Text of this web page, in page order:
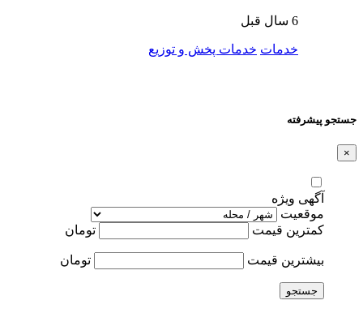
6 سال قبل
خدمات خدمات پخش و توزیع
جستجو پیشرفته
×
آگهی ویژه
موقعیت
کمترین قیمت
تومان
بیشترین قیمت تومان
جستجو